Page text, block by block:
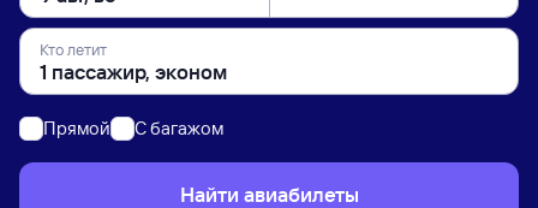
Кто летит
Прямой C багажом
Найти авиабилеты